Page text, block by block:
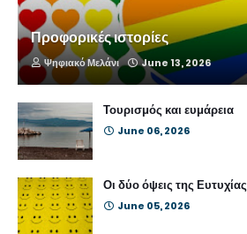
Προφορικές ιστορίες
Ψηφιακό Μελάνι June 13, 2026
Τουρισμός και ευμάρεια
June 06, 2026
Οι δύο όψεις της Ευτυχίας
June 05, 2026